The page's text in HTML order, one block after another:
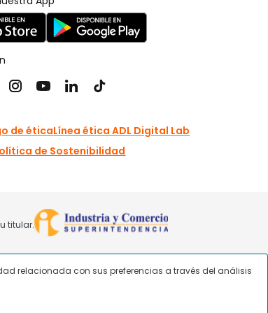
relacionada con sus preferencias a través del análisis